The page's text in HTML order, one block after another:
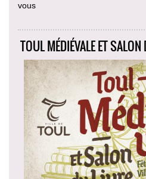
vous
TOUL MÉDIÉVALE ET SALON